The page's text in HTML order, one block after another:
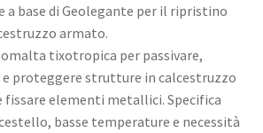
a base di Geolegante per il ripristino
armato.
tixotropica per passivare,
proteggere strutture in calcestruzzo
fissare elementi metallici. Specifica
basse temperature e necessità